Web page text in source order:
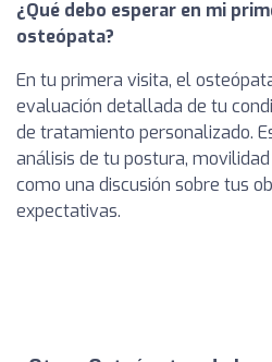
¿Qué debo esperar en mi
osteópata?
En tu primera visita, el
evaluación detallada de tu
de tratamiento personalizado.
análisis de tu postura,
como una discusión sobre tus
expectativas.